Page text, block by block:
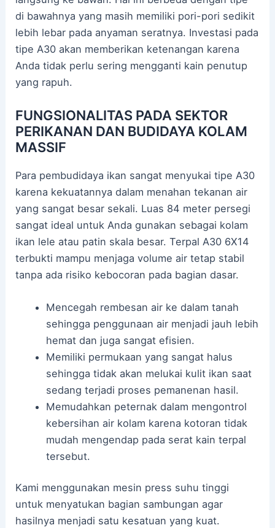
di bawahnya yang masih memiliki pori-pori sedikit
lebih lebar pada anyaman seratnya. Investasi pada
tipe A30 akan memberikan ketenangan karena
Anda tidak perlu sering mengganti kain penutup
yang rapuh.
FUNGSIONALITAS PADA SEKTOR
PERIKANAN DAN BUDIDAYA KOLAM
MASSIF
Para pembudidaya ikan sangat menyukai tipe A30
karena kekuatannya dalam menahan tekanan air
yang sangat besar sekali. Luas 84 meter persegi
sangat ideal untuk Anda gunakan sebagai kolam
ikan lele atau patin skala besar. Terpal A30 6X14
terbukti mampu menjaga volume air tetap stabil
tanpa ada risiko kebocoran pada bagian dasar.
Mencegah rembesan air ke dalam tanah
sehingga penggunaan air menjadi jauh lebih
hemat dan juga sangat efisien.
Memiliki permukaan yang sangat halus
sehingga tidak akan melukai kulit ikan saat
sedang terjadi proses pemanenan hasil.
Memudahkan peternak dalam mengontrol
kebersihan air kolam karena kotoran tidak
mudah mengendap pada serat kain terpal
tersebut.
Kami menggunakan mesin press suhu tinggi
untuk menyatukan bagian sambungan agar
hasilnya menjadi satu kesatuan yang kuat.